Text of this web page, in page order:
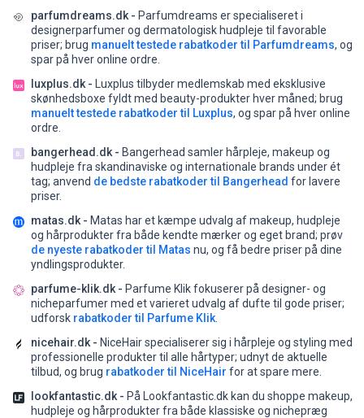
parfumdreams.dk - Parfumdreams er specialiseret i
designerparfumer og dermatologisk hudpleje til favorable
priser; brug manuelt testede rabatkoder til Parfumdreams, og
spar på hver online ordre.
luxplus.dk - Luxplus tilbyder medlemskab med eksklusive
skønhedsboxe fyldt med beauty-produkter hver måned; brug
manuelt testede rabatkoder til Luxplus, og spar på hver online
ordre.
bangerhead.dk - Bangerhead samler hårpleje, makeup og
hudpleje fra skandinaviske og internationale brands under ét
tag; anvend de bedste rabatkoder til Bangerhead for lavere
priser.
matas.dk - Matas har et kæmpe udvalg af makeup, hudpleje
og hårprodukter fra både kendte mærker og eget brand; prøv
de nyeste rabatkoder til Matas nu, og få bedre priser på dine
yndlingsprodukter.
parfume-klik.dk - Parfume Klik fokuserer på designer- og
nicheparfumer med et varieret udvalg af dufte til gode priser;
udforsk rabatkoder til Parfume Klik
nicehair.dk - NiceHair specialiserer sig i hårpleje og styling med
professionelle produkter til alle hårtyper; udnyt de aktuelle
tilbud, og brug rabatkoder til NiceHair for at spare mere.
lookfantastic.dk - På Lookfantastic.dk kan du shoppe makeup,
hudpleje og hårprodukter fra både klassiske og nichepræg